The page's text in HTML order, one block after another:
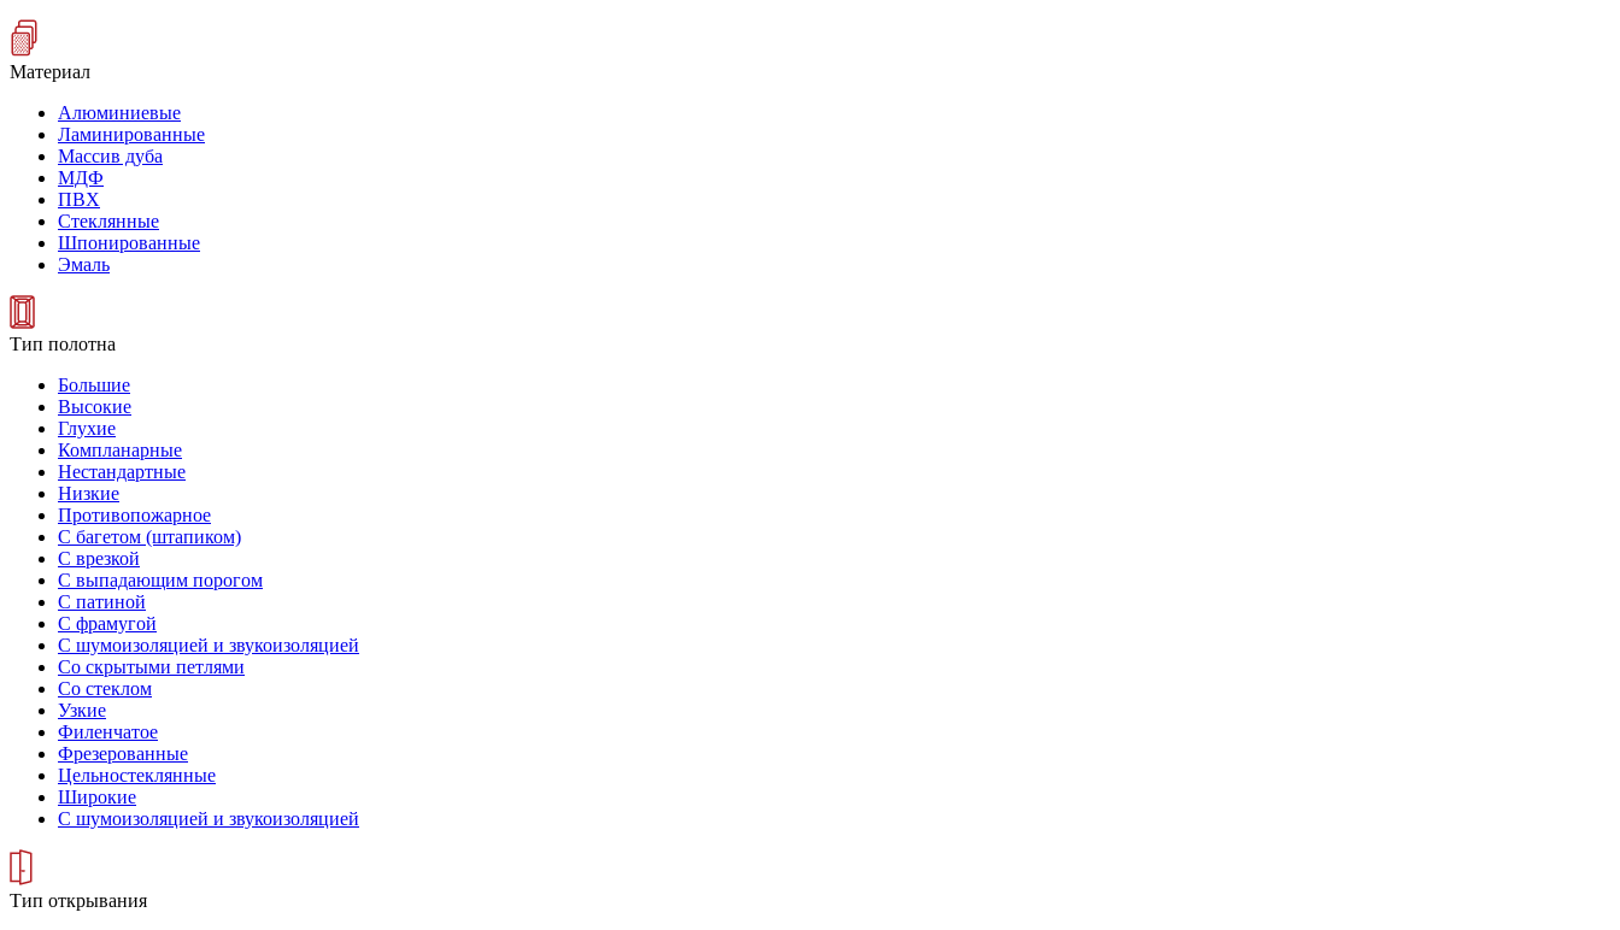
Материал
Алюминиевые
Ламинированные
Массив дуба
МДФ
ПВХ
Стеклянные
Шпонированные
Эмаль
Тип полотна
Большие
Высокие
Глухие
Компланарные
Нестандартные
Низкие
Противопожарное
С багетом (штапиком)
С врезкой
С выпадающим порогом
С патиной
С фрамугой
С шумоизоляцией и звукоизоляцией
Со скрытыми петлями
Со стеклом
Узкие
Филенчатое
Фрезерованные
Цельностеклянные
Широкие
С шумоизоляцией и звукоизоляцией
Тип открывания